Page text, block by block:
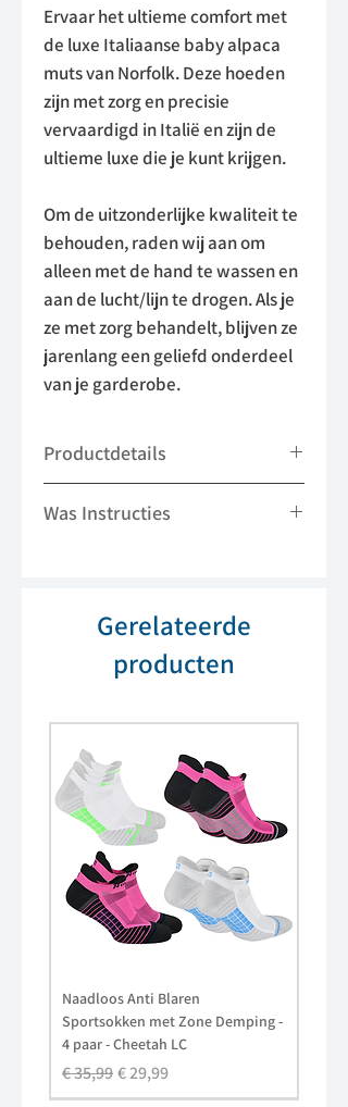
Ervaar het ultieme comfort met
de luxe Italiaanse baby alpaca
muts van Norfolk. Deze hoeden
zijn met zorg en precisie
vervaardigd in Italië en zijn de
ultieme luxe die je kunt krijgen.
Om de uitzonderlijke kwaliteit te
behouden, raden wij aan om
alleen met de hand te wassen en
aan de lucht/lijn te drogen. Als je
ze met zorg behandelt, blijven ze
jarenlang een geliefd onderdeel
van je garderobe.
Productdetails
polyamide
Was Instructies
- Niet chemisch reinigen
Gerelateerde
producten
Naadloos Anti Blaren
Sportsokken met Zone Demping -
4 paar - Cheetah LC
Normale prijs
€ 35,99Verkoopprijs
€ 29,99